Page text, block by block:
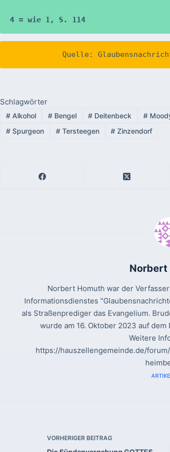
4 = wie 1, S. 114
Schlagwörter
#Alkohol #Bengel # Deitenbeck #
#Spurgeon #Tersteegen # Zinzendorf
Norbert
Norbert Homuth war der
Informationsdienstes
als Straßenprediger das Evangelium.
wurde am 16. Oktober 2023 auf
Weitere
https://hauszellengemeinde.de/
VORHERIGER BEITRAG